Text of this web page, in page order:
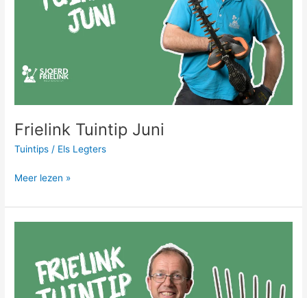
Frielink Tuintip Juni
Tuintips / Els Legters
Meer lezen »